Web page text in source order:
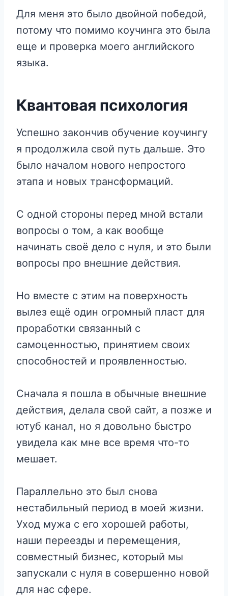
Для меня это было двойной победой,
потому что помимо коучинга это была
еще и проверка моего английского
языка.
Квантовая психология
Успешно закончив обучение коучингу
я продолжила свой путь дальше. Это
было началом нового непростого
этапа и новых трансформаций.
С одной стороны перед мной встали
вопросы о том, а как вообще
начинать своё дело с нуля, и это были
вопросы про внешние действия.
Но вместе с этим на поверхность
вылез ещё один огромный пласт для
проработки связанный с
самоценностью, принятием своих
способностей и проявленностью.
Сначала я пошла в обычные внешние
действия, делала свой сайт, а позже и
ютуб канал, но я довольно быстро
увидела как мне все время что-то
мешает.
Параллельно это был снова
нестабильный период в моей жизни.
Уход мужа с его хорошей работы,
наши переезды и перемещения,
совместный бизнес, который мы
запускали с нуля в совершенно новой
для нас сфере.